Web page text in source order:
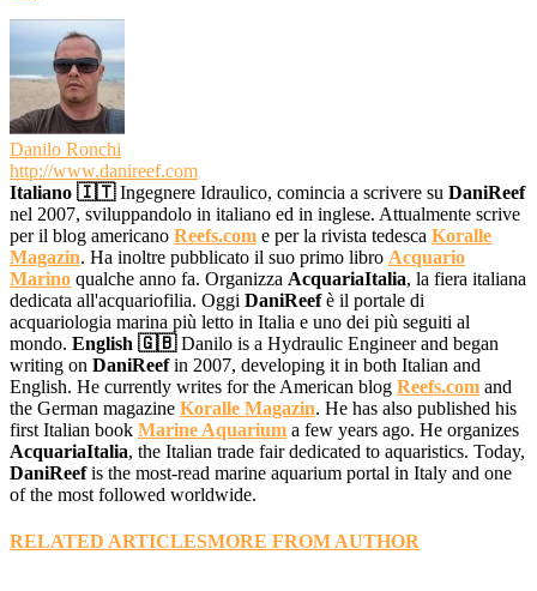
Danilo Ronchi
http://www.danireef.com
Italiano 🇮🇹Ingegnere Idraulico, comincia a scrivere su DaniReef
nel 2007, sviluppandolo in italiano ed in inglese. Attualmente scrive
per il blog americano Reefs.com e per la rivista tedesca Koralle
Magazin. Ha inoltre pubblicato il suo primo libro Acquario
Marino qualche anno fa. Organizza AcquariaItalia, la fiera italiana
dedicata all'acquariofilia. Oggi DaniReefè il portale di
acquariologia marina più letto in Italia e uno dei più seguiti al
mondo. English 🇬🇧Danilo is a Hydraulic Engineer and began
writing on DaniReefin 2007, developing it in both Italian and
English. He currently writes for the American blog Reefs.com and
the German magazine Koralle Magazin. He has also published his
first Italian book Marine Aquarium a few years ago. He organizes
AcquariaItalia, the Italian trade fair dedicated to aquaristics. Today,
DaniReefis the most-read marine aquarium portal in Italy and one
of the most followed worldwide.
RELATED ARTICLESMORE FROM AUTHOR